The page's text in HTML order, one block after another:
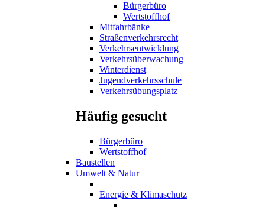
Bürgerbüro
Wertstoffhof
Mitfahrbänke
Straßenverkehrsrecht
Verkehrsentwicklung
Verkehrsüberwachung
Winterdienst
Jugendverkehrsschule
Verkehrsübungsplatz
Häufig gesucht
Bürgerbüro
Wertstoffhof
Baustellen
Umwelt & Natur
Energie & Klimaschutz